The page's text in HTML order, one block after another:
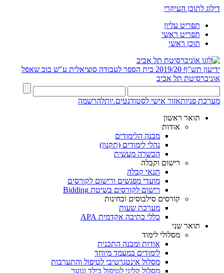
דילוג לתוכן העיקרי
תפריט עליון
תפריט ראשי
תוכן ראשי
ידיעון תש"ף 2019/20
בית הספר לעבודה סוציאלית ע"ש בוב שאפל
אוניברסיטת תל אביב
מערכת פניותאזור אישי לסטודנטים.יותלהרשמה
תואר ראשון
אודות
מבנה הלימודים
נהלי לימודים (תקנון)
הכשרה מעשית
רישום וקבלה
תנאי קבלה
מועדי מפגשים ורישום לקורסים
רישום לקורסים בשיטת Bidding
קורסים סילבוסים ובחינות
מערכת שעות
כללי כתיבה אקדמית APA
תואר שני
מסלולי לימוד
אודות ומבנה התכנית
לימודים במעמד מיוחד
מסלול אינטגרטיבי לטיפול והתערבות
מסלול קליני לטיפול בילד ונוער